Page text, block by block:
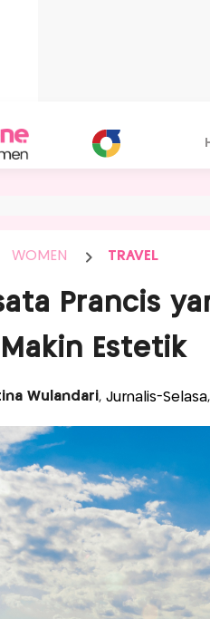
WOMEN TRAVEL
Prancis
Estetik
Wulandari, Jurnalis-